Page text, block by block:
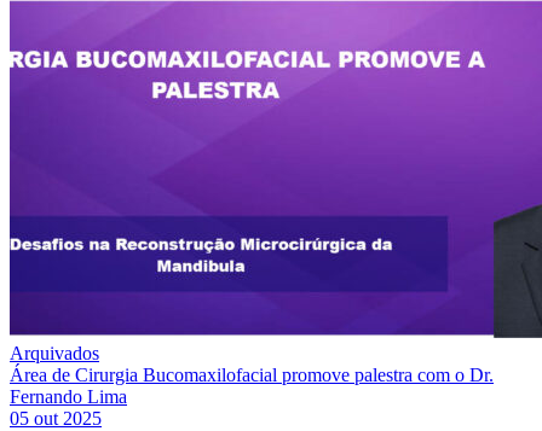
Arquivados
Área de Cirurgia Bucomaxilofacial promove palestra com o Dr.
Fernando Lima
05 out 2025